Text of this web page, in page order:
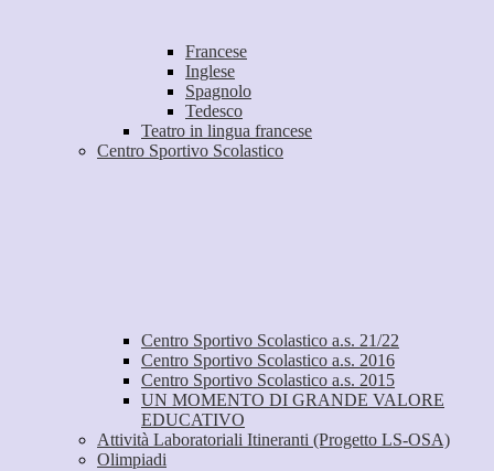
Francese
Inglese
Spagnolo
Tedesco
Teatro in lingua francese
Centro Sportivo Scolastico
Centro Sportivo Scolastico a.s. 21/22
Centro Sportivo Scolastico a.s. 2016
Centro Sportivo Scolastico a.s. 2015
UN MOMENTO DI GRANDE VALORE
EDUCATIVO
Attività Laboratoriali Itineranti (Progetto LS-OSA)
Olimpiadi